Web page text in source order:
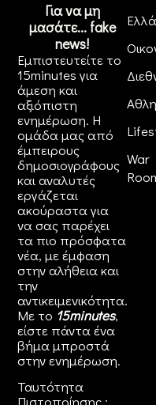
Για να μη
μασάτε... fake
news!
Εμπιστευτείτε το
15minutes για
άμεση και
αξιόπιστη
ενημέρωση. Η
ομάδα μας από
έμπειρους
δημοσιογράφους
και αναλυτές
εργάζεται
ακούραστα για
να σας παρέχει
τα πιο πρόσφατα
νέα, με έμφαση
στην αλήθεια και
την
αντικειμενικότητα.
Με το 15minutes,
είστε πάντα ένα
βήμα μπροστά
στηνενημέρωση.
Ταυτότητα
War